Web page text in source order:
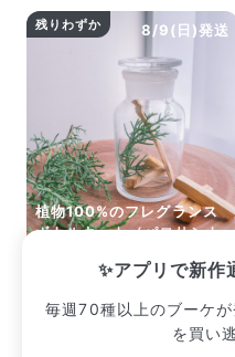
✨アプリで新作
毎週70種以上のブーケ
を買い
8/9(日)発送
残りわずか
植物100%のフレグランス
ボトルキット（パロサント
販売中